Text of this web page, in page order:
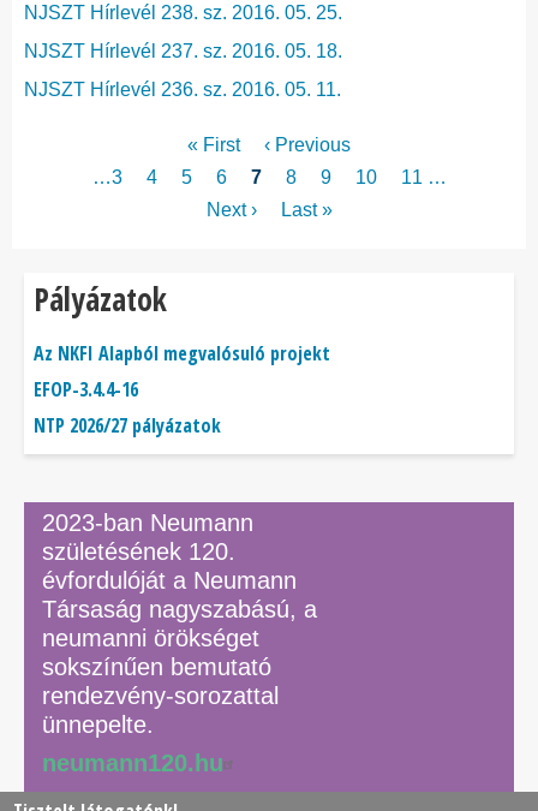
NJSZT Hírlevél 238. sz. 2016. 05. 25.
NJSZT Hírlevél 237. sz. 2016. 05. 18.
NJSZT Hírlevél 236. sz. 2016. 05. 11.
Első
oldal
« First
Előző
oldal
‹ Previous
Page
…3 Page
4 Page
5 Page
6
Jelenlegi
oldal
7 Page
8 Page
9 Page
10 Page
11 …
Következő
Next ›
Utolsó
Last »
Pályázatok
Az NKFI Alapból megvalósuló projekt
EFOP-3.4.4-16
NTP 2026/27 pályázatok
2023-ban Neumann
születésének 120.
évfordulóját a Neumann
Társaság nagyszabású, a
neumanni örökséget
sokszínűen bemutató
rendezvény-sorozattal
ünnepelte.
neumann120.hu